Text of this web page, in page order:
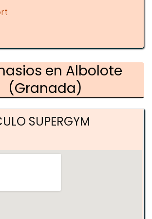
en Albolote
(Granada)
SUPERGYM